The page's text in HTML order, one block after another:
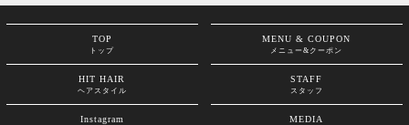
TOP
トップ
MENU & COUPON
メニュー&クーポン
HIT HAIR
ヘアスタイル
STAFF
スタッフ
Instagram MEDIA